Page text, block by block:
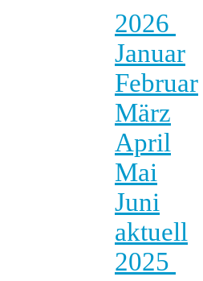
2026
Januar
Februar
März
April
Mai
Juni
aktuell
2025